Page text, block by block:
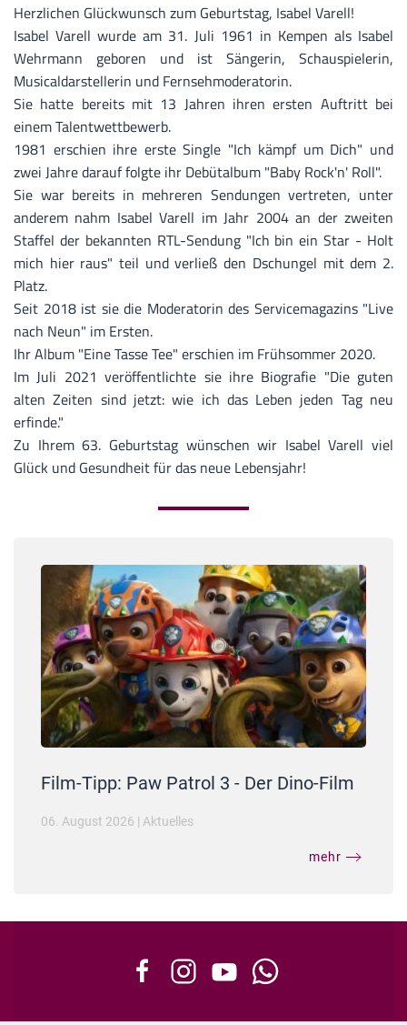
Herzlichen Glückwunsch zum Geburtstag, Isabel Varell!
Isabel Varell wurde am 31. Juli 1961 in Kempen als Isabel
Wehrmann geboren und ist Sängerin, Schauspielerin,
Musicaldarstellerin und Fernsehmoderatorin.
Sie hatte bereits mit 13 Jahren ihren ersten Auftritt bei
einem Talentwettbewerb.
1981 erschien ihre erste Single "Ich kämpf um Dich" und
zwei Jahre darauf folgte ihr Debütalbum "Baby Rock'n' Roll".
Sie war bereits in mehreren Sendungen vertreten, unter
anderem nahm Isabel Varell im Jahr 2004 an der zweiten
Staffel der bekannten RTL-Sendung "Ich bin ein Star - Holt
mich hier raus" teil und verließ den Dschungel mit dem 2.
Platz.
Seit 2018 ist sie die Moderatorin des Servicemagazins "Live
nach Neun" im Ersten.
Ihr Album "Eine Tasse Tee" erschien im Frühsommer 2020.
Im Juli 2021 veröffentlichte sie ihre Biografie "Die guten
alten Zeiten sind jetzt: wie ich das Leben jeden Tag neu
erfinde."
Zu Ihrem 63. Geburtstag wünschen wir Isabel Varell viel
Glück und Gesundheit für das neue Lebensjahr!
Film-Tipp: Paw Patrol 3 - Der Dino-Film
06. August 2026 | Aktuelles
mehr